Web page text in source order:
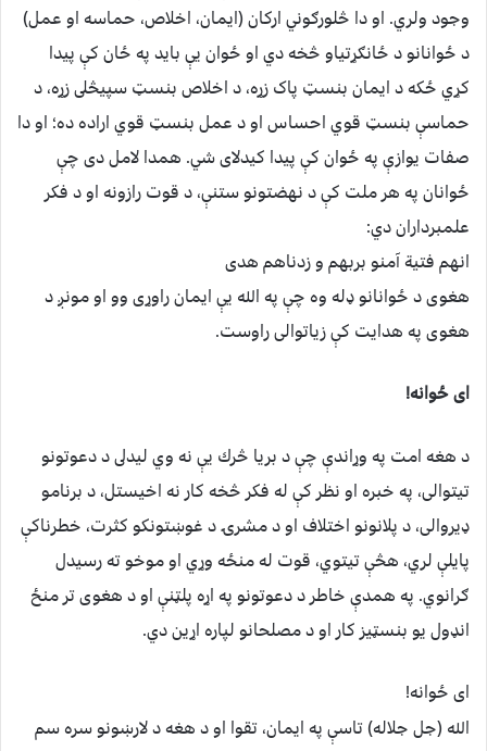
وجود ولري. او دا څلورګوني ارکان (ایمان، اخلاص، حماسه او عمل)
د ځوانانو د ځانګړتیاو څخه دي او ځوان یې باید په ځان کې پیدا
کړي ځکه د ایمان بنسټ پاک زړه، د اخلاص بنسټ سپيڅلى زړه، د
حماسې بنسټ قوي احساس او د عمل بنسټ قوي اراده ده؛ او دا
صفات يوازې په ځوان كې پیدا کیدلای شي. همدا لامل دى چې
ځوانان په هر ملت کې د نهضتونو ستنې، د قوت رازونه او د فکر
علمبرداران دي:
انهم فتیة آمنو بربهم و زدناهم هدی
هغوی د ځوانانو ډله وه چې په الله يې ایمان راوړی وو او مونږ د
هغوی په هدایت کې زیاتوالی راوست.
اى ځوانه!
د هغه امت په وړاندې چې د بريا څرك يې نه وي ليدلى د دعوتونو
تیتوالی، په خبره او نظر کې له فکر څخه کار نه اخیستل، د برنامو
ډیروالی، د پلانونو اختلاف او د مشرۍ د غوښتونکو كثرت، خطرناكې
پايلې لري، هڅې تيتوي، قوت له منځه وړي او موخو ته رسیدل
ګرانوي. په همدې خاطر د دعوتونو په اړه پلټنې او د هغوی تر منځ
انډول یو بنسټیز کار او د مصلحانو لپاره اړین دي.
اى ځوانه!
الله (جل جلاله) تاسې په ایمان، تقوا او د هغه د لارښونو سره سم